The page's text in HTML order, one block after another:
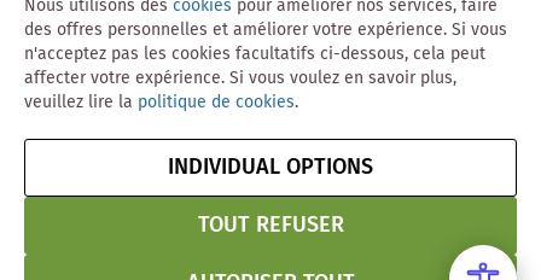
Magento-Agentur Y1 Digital AG
& Sécurité
Résilier le contrat
Nous utilisons des cookies pour améliorer nos services, faire
des offres personnelles et améliorer votre expérience. Si vous
n'acceptez pas les cookies facultatifs ci-dessous, cela peut
affecter votre expérience. Si vous voulez en savoir plus,
veuillez lire la politique de cookies.
INDIVIDUAL OPTIONS
TOUT REFUSER